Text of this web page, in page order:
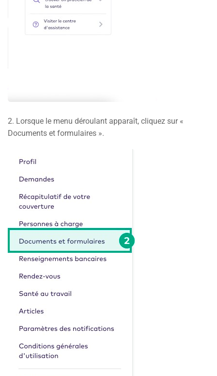
2. Lorsque le menu déroulant apparaît, cliquez sur «
Documents et formulaires ».